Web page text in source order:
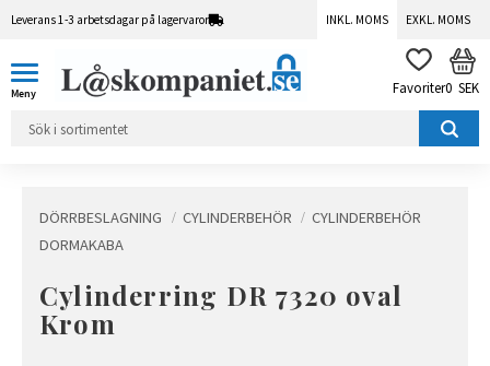
Leverans 1-3 arbetsdagar på lagervaror INKL. MOMS EXKL. MOMS
FAVORITER
0 SEK
DÖRRBESLAGNING CYLINDERBEHÖR
CYLINDERBEHÖR
DORMAKABA
Cylinderring DR 7320 oval
Krom